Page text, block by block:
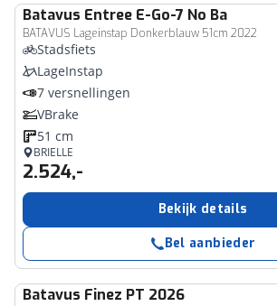
Batavus Entree E-Go-7 No Ba
BATAVUS Lageinstap Donkerblauw 51cm 2022
Stadsfiets
LageInstap
7 versnellingen
VBrake
51 cm
BRIELLE
2.524,-
Bekijk details
Bel aanbieder
Batavus Finez PT 2026